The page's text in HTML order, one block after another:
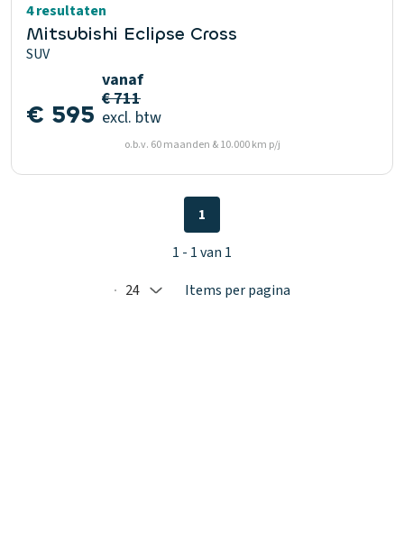
4 resultaten
Mitsubishi Eclipse Cross
SUV
€ 595
vanaf
€ 711
excl. btw
o.b.v. 60 maanden & 10.000 km p/j
Selected: 24
24 Items per pagina
1
1 - 1 van 1